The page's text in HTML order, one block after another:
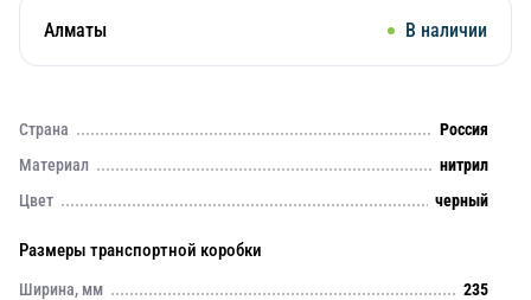
Алматы В наличии
Страна
Россия
Материал
нитрил
Цвет
черный
Размеры транспортной коробки
Ширина, мм
235